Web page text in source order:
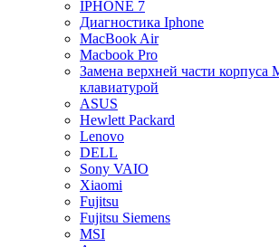
IPHONE 7
Диагностика Iphone
MacBook Air
Macbook Pro
Замена верхней части корпуса
клавиатурой
ASUS
Hewlett Packard
Lenovo
DELL
Sony VAIO
Xiaomi
Fujitsu
Fujitsu Siemens
MSI